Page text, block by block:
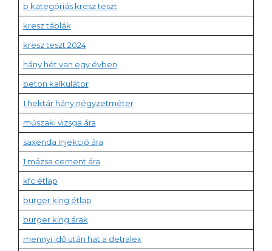
b kategóriás kresz teszt
kresz táblák
kresz teszt 2024
hány hét van egy évben
beton kalkulátor
1 hektár hány négyzetméter
műszaki vizsga ára
saxenda injekció ára
1 mázsa cement ára
kfc étlap
burger king étlap
burger king árak
mennyi idő után hat a detralex